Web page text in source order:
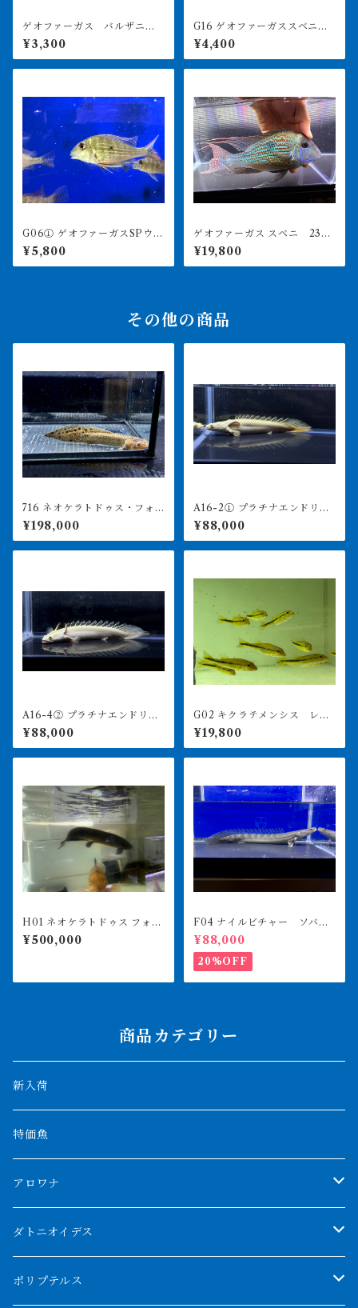
ゲオファーガス バルザニ
ー 9㎝前後
¥3,300
G16 ゲオファーガススベニ 9
㎝前後 1匹
¥4,400
G06① ゲオファーガスSPウル
ブー 8-9㎝ ワイルド
¥5,800
ゲオファーガス スベニ 23㎝
前後
¥19,800
その他の商品
716 ネオケラトドゥス・フォ
ルステリ 17㎝前後 ブリス
ベンリバー 証明書あり 231
0
¥198,000
A16-2① プラチナエンドリケ
リー 16㎝前後 4月29日輸
入
¥88,000
A16-4② プラチナエンドリケ
リー 17㎝前後 4月29日輸入
¥88,000
G02 キクラテメンシス レイ
クプロコポンド スリナムワ
イルド 8㎝前後
¥19,800
H01 ネオケラトドゥス フォル
ステリ 88㎝前後 納品or引
き取り
¥500,000
F04 ナイルビチャー ソバト
川 39㎝前後 薬浴完了済み
¥88,000
20%OFF
商品カテゴリー
新入荷
特価魚
アロワナ
クンパイ
アブソリュートレッド
ダトニオイデス
シャムタイガー
ポリプテルス